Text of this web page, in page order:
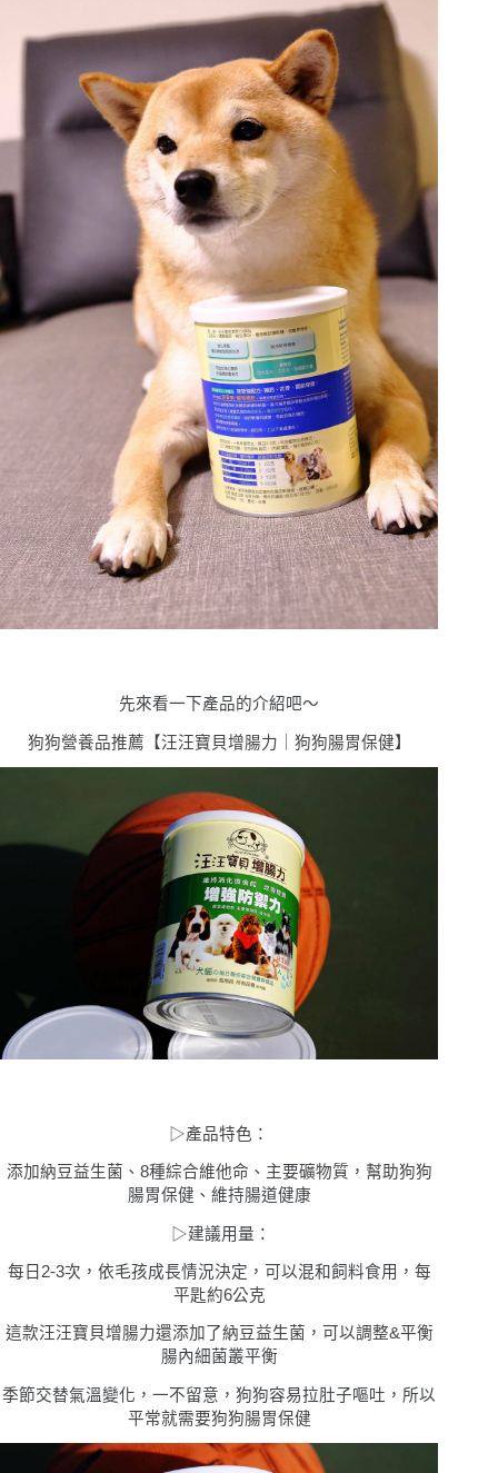
先來看一下產品的介紹吧〜
狗狗營養品推薦【汪汪寶⾙增腸⼒｜狗狗腸胃保健】
▷產品特色 ：
添加納豆益生菌、8種綜合維他命、主要礦物質，幫助狗狗
腸胃保健、維持腸道健康
▷建議用量 ：
每日2-3次，依毛孩成長情況決定，可以混和飼料食用，每
平匙約6公克
這款汪汪寶⾙增腸⼒還添加了納豆益生菌，可以調整&平衡
腸內細菌叢平衡
季節交替氣溫變化，一不留意，狗狗容易拉肚子嘔吐，所以
平常就需要狗狗腸胃保健